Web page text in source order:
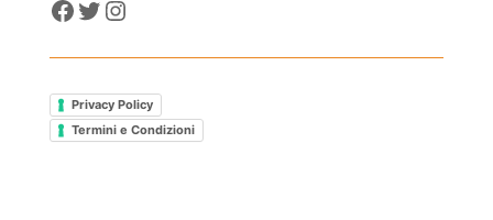
Facebook
Twitter
Instagram
Privacy Policy
Termini e Condizioni